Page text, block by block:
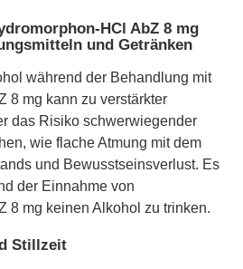
HCl AbZ 8 mg
und Getränken
während der Behandlung mit
8 mg kann zu verstärkter
das Risiko schwerwiegender
wie flache Atmung mit dem
und Bewusstseinsverlust. Es
der Einnahme von
8 mg keinen Alkohol zu trinken.
Stillzeit